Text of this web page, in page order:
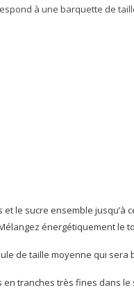
à une barquette de
le sucre ensemble jusqu’à
énergétiquement le
de taille moyenne qui sera
tranches très fines dans